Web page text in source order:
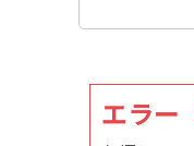
エラー